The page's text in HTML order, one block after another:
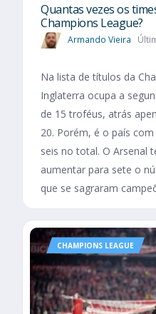
Quantas vezes os
Champions League?
Armando Vieira
Na lista de títulos da
Inglaterra ocupa a
de 15 troféus, atrás
20. Porém, é o país
seis no total. O Arsenal
aumentar para sete o
que se sagraram
CHAMPIONS LEAGUE